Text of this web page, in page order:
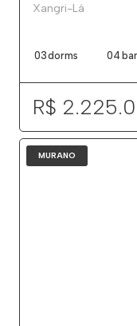
Xangri-Lá
03dorms 04
R$
MURANO